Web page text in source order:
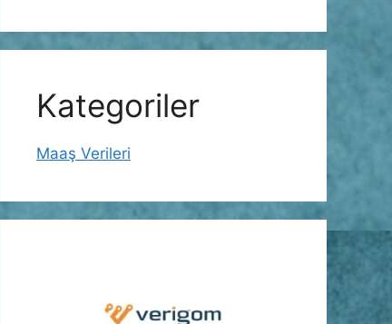
Kategoriler
Maaş Verileri